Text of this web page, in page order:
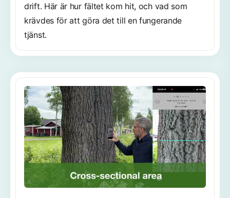
drift. Här är hur fältet kom hit, och vad som
krävdes för att göra det till en fungerande
tjänst.